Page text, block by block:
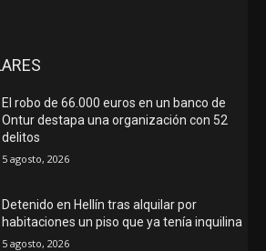
El robo de 66.000 euros en un banco de
Ontur destapa una organización con 52
delitos
5 agosto, 2026
Detenido en Hellín tras alquilar por
habitaciones un piso que ya tenía inquilina
5 agosto, 2026